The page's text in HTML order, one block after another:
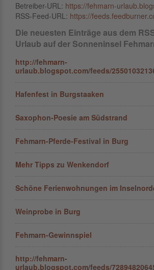
Betreiber-URL: https://fehmarn-
RSS-Feed-URL: https://
Die neuesten Einträge aus dem
Urlaub auf der Sonneninsel
http://fehmarn-
urlaub.blogspot.com/feeds/
Hafenfest in Burgstaaken
Saxophon-Poesie am Südstrand
Fehmarn-Pferde-Festival in Burg
Mehr Tipps zu Wenkendorf
Schöne Ferienwohnungen im
Weinprobe in Burg
Fehmarn-Gewinnspiel
http://fehmarn-
urlaub.blogspot.com/feeds/